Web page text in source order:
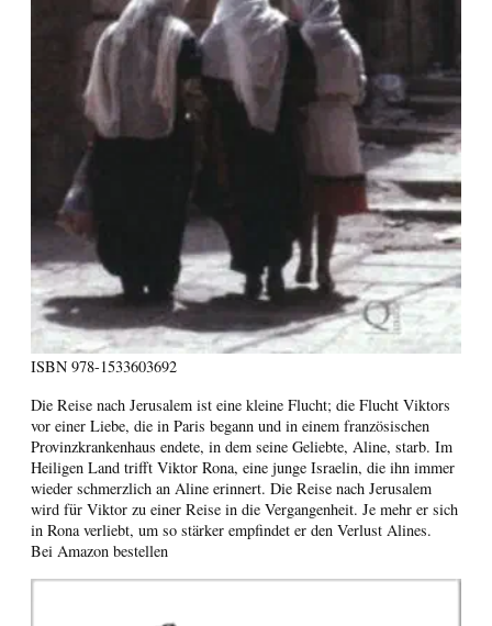
ISBN 978-1533603692
Die Reise nach Jerusalem ist eine kleine Flucht; die Flucht Viktors
vor einer Liebe, die in Paris begann und in einem französischen
Provinzkrankenhaus endete, in dem seine Geliebte, Aline, starb. Im
Heiligen Land trifft Viktor Rona, eine junge Israelin, die ihn immer
wieder schmerzlich an Aline erinnert. Die Reise nach Jerusalem
wird für Viktor zu einer Reise in die Vergangenheit. Je mehr er sich
in Rona verliebt, um so stärker empfindet er den Verlust Alines.
Bei Amazon bestellen